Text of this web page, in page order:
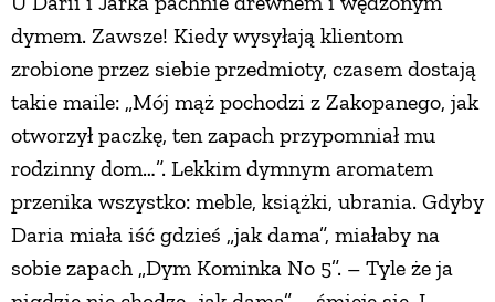
dymem. Zawsze! Kiedy wysyłają klientom
zrobione przez siebie przedmioty, czasem dostają
takie maile: „Mój mąż pochodzi z Zakopanego, jak
otworzył paczkę, ten zapach przypomniał mu
rodzinny dom…”. Lekkim dymnym aromatem
przenika wszystko: meble, książki, ubrania. Gdyby
Daria miała iść gdzieś „jak dama”, miałaby na
sobie zapach „Dym Kominka No 5”. – Tyle że ja